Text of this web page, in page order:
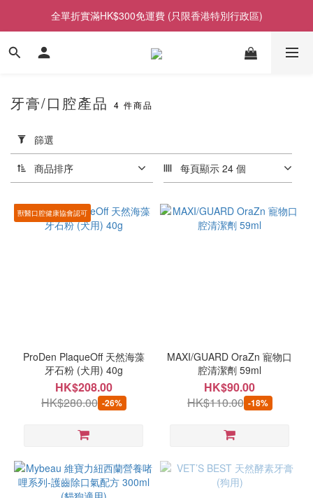
全單折實滿HK$300免運費 (只限香港特別行政區)
用
篩
選
(0/20)
價格
(HK$)
牌
MAXIGUARD
PlaqueOff
VETS
BEST
牙膏/口腔產品 4 件商品
篩選
商品排序 每頁顯示 24 個
獸醫口腔健康協會認可
ProDen PlaqueOff 天然海藻
牙石粉 (犬用) 40g
HK$208.00
HK$280.00 -26%
MAXI/GUARD OraZn 寵物口
腔清潔劑 59ml
HK$90.00
HK$110.00 -18%